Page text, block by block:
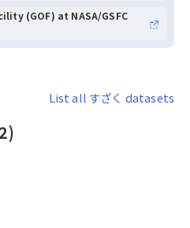
(GOF) at NASA/GSFC
List all すざく datasets